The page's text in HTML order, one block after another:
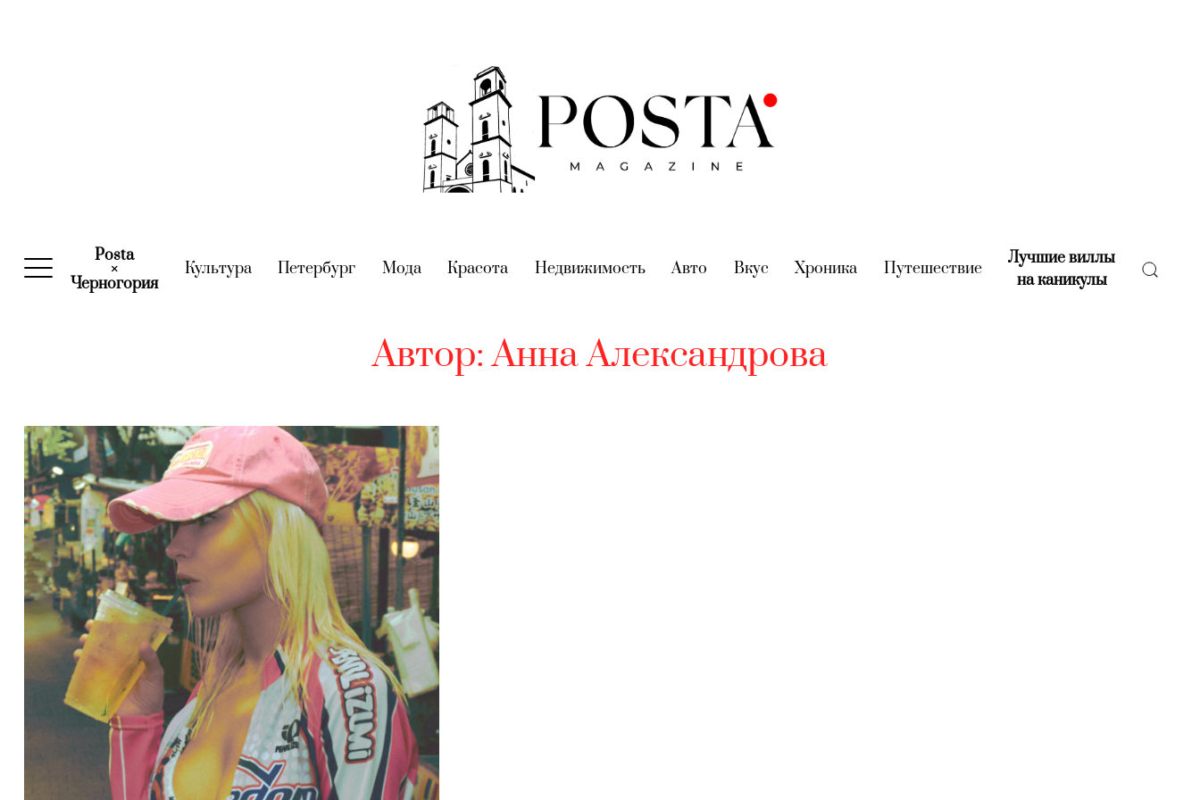
Posta
×
Черногория(current)
Культура(current)
Петербург (current)
Мода(current)
Красота (current)
Недвижимость(current)
Авто (current)
Вкус (current)
Хроника (current)
Путешествие(current)
Лучшие виллы
на каникулы(current)
Автор:Анна Александрова